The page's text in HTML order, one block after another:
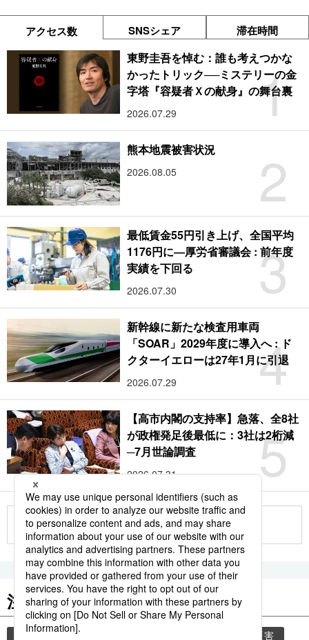
アクセス数 SNSシェア 滞在時間
1
東野圭吾を悼む：誰も考えつかな
かったトリック──ミステリーの金
字塔『容疑者Ｘの献身』の舞台裏
2026.07.29
2
熊本地震被害状況
2026.08.05
3
最低賃金55円引き上げ、全国平均
1176円に―厚労省審議会 : 前年度
実績を下回る
2026.07.30
4
新幹線に新たな検査用車両
「SOAR」2029年度に導入へ : ド
クターイエローは27年1月に引退
2026.07.29
5
【高市内閣の支持率】急落、全8社
が政権発足後最低に：3社は2桁減
─7月世論調査
2026.07.31
もっと見る
注目のキーワード
共同通信ニュース 気象・災害